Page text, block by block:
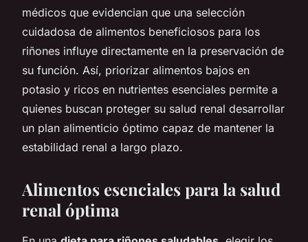
médicos que evidencian que una selección
cuidadosa de alimentos beneficiosos para los
riñones influye directamente en la preservación de
su función. Así, priorizar alimentos bajos en
potasio y ricos en nutrientes esenciales permite a
quienes buscan proteger su salud renal desarrollar
un plan alimenticio óptimo capaz de mantener la
estabilidad renal a largo plazo.
Alimentos esenciales para la salud
renal óptima